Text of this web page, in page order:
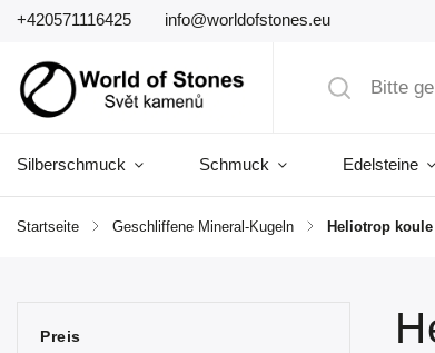
+420571116425 info@worldofstones.eu
Silberschmuck Schmuck Edelsteine
Startseite / Geschliffene Mineral-Kugeln / Heliotrop koule
Preis